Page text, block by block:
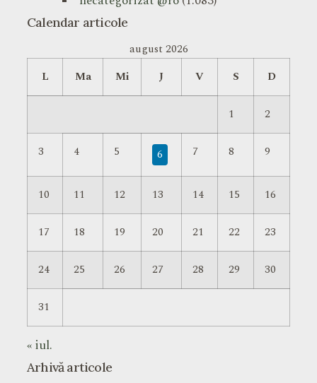
Calendar articole
august 2026
L
Ma Mi J V S D
1 2
3 4 5 6 7 8 9
10 11 12 13 14 15 16
17 18 19 20 21 22 23
24 25 26 27 28 29 30
31
« iul.
Arhivă articole